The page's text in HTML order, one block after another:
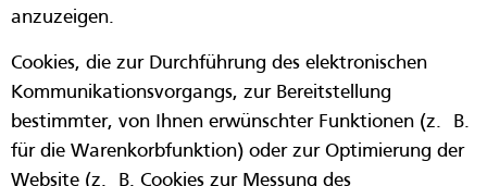
anzuzeigen.
Cookies, die zur Durchführung des elektronischen
Kommunikationsvorgangs, zur Bereitstellung
bestimmter, von Ihnen erwünschter Funktionen (z. B.
für die Warenkorbfunktion) oder zur Optimierung der
Website (z. B. Cookies zur Messung des